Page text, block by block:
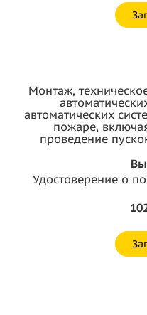
Монтаж,
автоматических
пожаре,
проведение
Удостоверение о